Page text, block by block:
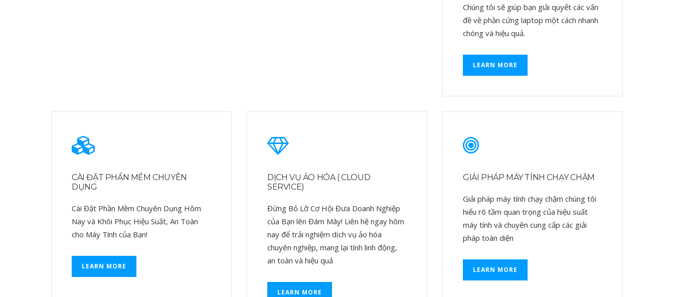
Chúng tôi sẽ giúp bạn giải quyết các vấn
đề về phần cứng laptop một cách nhanh
chóng và hiệu quả.
LEARN MORE
CÀI ĐẶT PHẦN MỀM CHUYÊN
DỤNG
Cài Đặt Phần Mềm Chuyên Dụng Hôm
Nay và Khôi Phục Hiệu Suất, An Toàn
cho Máy Tính của Bạn!
LEARN MORE
DỊCH VỤ ẢO HÓA ( CLOUD
SERVICE)
Đừng Bỏ Lỡ Cơ Hội Đưa Doanh Nghiệp
của Bạn lên Đám Mây! Liên hệ ngay hôm
nay để trải nghiệm dịch vụ ảo hóa
chuyên nghiệp, mang lại tính linh động,
an toàn và hiệu quả
LEARN MORE
GIẢI PHÁP MÁY TÍNH CHẠY CHẬM
Giải pháp máy tính chạy chậm chúng tôi
hiểu rõ tầm quan trọng của hiệu suất
máy tính và chuyên cung cấp các giải
pháp toàn diện
LEARN MORE